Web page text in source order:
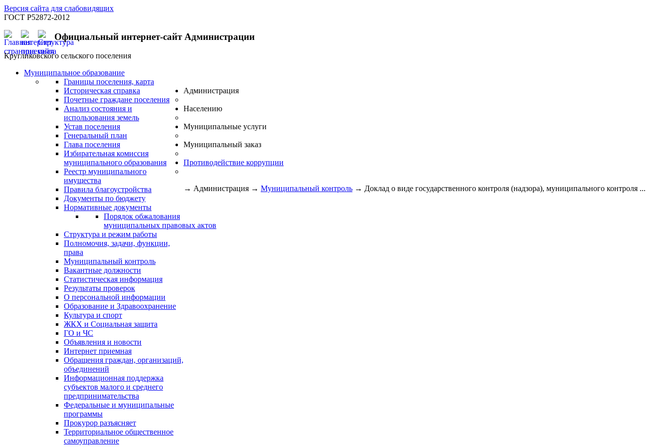
Версия сайта для слабовидящих
ГОСТ Р52872-2012
Официальный интернет-сайт Администрации
Кругликовского сельского поселения
Муниципальное образование
Границы поселения, карта
Историческая справка
Почетные граждане поселения
Анализ состояния и
использования земель
Устав поселения
Генеральный план
Глава поселения
Избирательная комиссия
муниципального образования
Реестр муниципального
имущества
Правила благоустройства
Администрация
Документы по бюджету
Нормативные документы
Порядок обжалования
муниципальных правовых актов
Структура и режим работы
Полномочия, задачи, функции,
права
Муниципальный контроль
Вакантные должности
Статистическая информация
Результаты проверок
О персональной информации
Населению
Образование и Здравоохранение
Культура и спорт
ЖКХ и Социальная защита
ГО и ЧС
Объявления и новости
Интернет приемная
Обращения граждан, организаций,
объединений
Информационная поддержка
субъектов малого и среднего
предпринимательства
Федеральные и муниципальные
программы
Прокурор разъясняет
Территориальное общественное
самоуправление
Муниципальные услуги
Муниципальный заказ
Противодействие коррупции
→ Администрация → Муниципальный контроль → Доклад о виде государственного контроля (надзора), муниципального контроля ...